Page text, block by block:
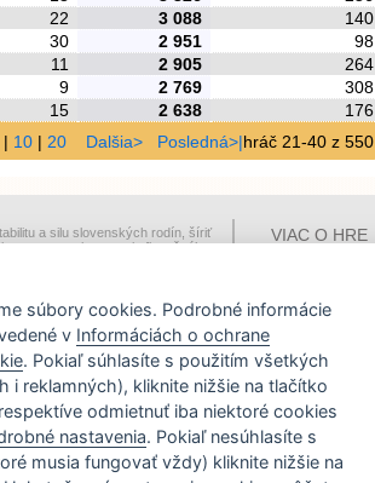
22 3 088
140
30 2 951
98
11 2 905
264
9 2 769
308
15 2 638
176
| 10 | 20 Dalšia> Posledná>|hráč 21-40 z 550
a silu slovenských rodín, šíriť
a rozvoju finančného
VIAC O HRE
súbory cookies. Podrobné informácie
v Informáciách o ochrane
. Pokiaľ súhlasíte s použitím všetkých
reklamných), kliknite nižšie na tlačítko
odmietnuť iba niektoré cookies
nastavenia. Pokiaľ nesúhlasíte s
musia fungovať vždy) kliknite nižšie na